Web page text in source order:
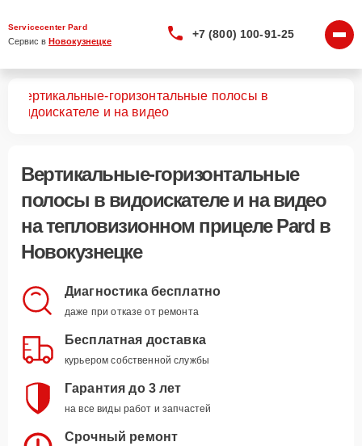
Servicecenter Pard
Сервис в Новокузнецке
+7 (800) 100-91-25
Вертикальные-горизонтальные полосы в
видоискателе и на видео
Вертикальные-горизонтальные
полосы в видоискателе и на видео
на тепловизионном прицеле Pard в
Новокузнецке
Диагностика бесплатно
даже при отказе от ремонта
Бесплатная доставка
курьером собственной службы
Гарантия до 3 лет
на все виды работ и запчастей
Срочный ремонт